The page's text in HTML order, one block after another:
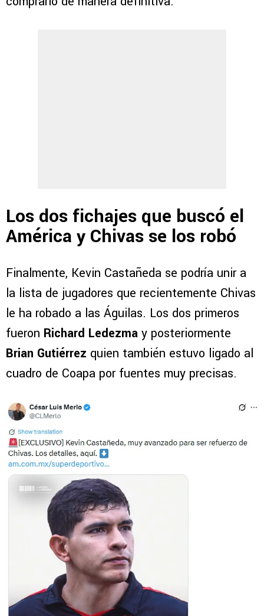
Los dos fichajes que buscó el
América y Chivas se los robó
Finalmente, Kevin Castañeda se podría unir a
la lista de jugadores que recientemente Chivas
le ha robado a las Águilas. Los dos primeros
fueron Richard Ledezma y posteriormente
Brian Gutiérrez quien también estuvo ligado al
cuadro de Coapa por fuentes muy precisas.